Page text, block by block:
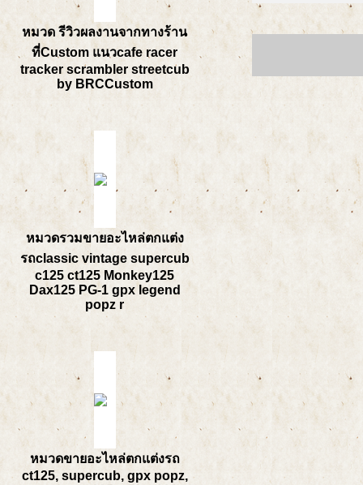
หมวด รีวิวผลงานจากทางร้าน
ที่Custom แนวcafe racer
tracker scrambler streetcub
by BRCCustom
หมวดรวมขายอะไหล่ตกแต่ง
รถclassic vintage supercub
c125 ct125 Monkey125
Dax125 PG-1 gpx legend
popz r
หมวดขายอะไหล่ตกแต่งรถ
ct125, supercub, gpx popz,